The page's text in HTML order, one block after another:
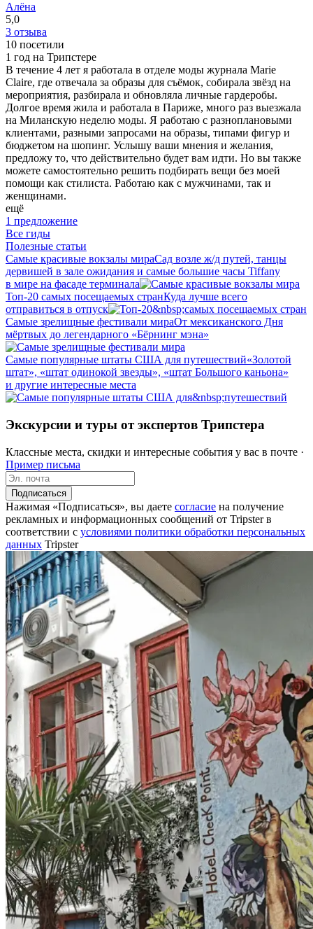
Алёна
5,0
3 отзыва
10 посетили
1 год на Трипстере
В течение 4 лет я работала в отделе моды журнала Marie
Claire, где отвечала за образы для съёмок, собирала звёзд на
мероприятия, разбирала и обновляла личные гардеробы.
Долгое время жила и работала в Париже, много раз выезжала
на Миланскую неделю моды. Я работаю с разноплановыми
клиентами, разными запросами на образы, типами фигур и
бюджетом на шопинг. Услышу ваши мнения и желания,
предложу то, что действительно будет вам идти. Но вы также
можете самостоятельно решить подбирать вещи без моей
помощи как стилиста. Работаю как с мужчинами, так и
женщинами.
ещё
1 предложение
Все гиды
Полезные статьи
Самые красивые вокзалы мираСад возле ж/д путей, танцы
дервишей в зале ожидания и самые большие часы Tiffany
в мире на фасаде терминала
Топ-20 самых посещаемых странКуда лучше всего
отправиться в отпуск
Самые зрелищные фестивали мираОт мексиканского Дня
мёртвых до легендарного «Бёрнинг мэна»
Самые популярные штаты США для путешествий«Золотой
штат», «штат одинокой звезды», «штат Большого каньона»
и другие интересные места
Экскурсии и туры от экспертов Трипстера
Классные места, скидки и интересные события у вас в почте ·
Пример письма
Подписаться
Нажимая «Подписаться», вы даете согласие на получение
рекламных и информационных сообщений от Tripster в
соответствии c условиями политики обработки персональных
данных Tripster